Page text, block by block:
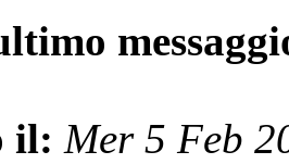
il: Mer 5 Feb